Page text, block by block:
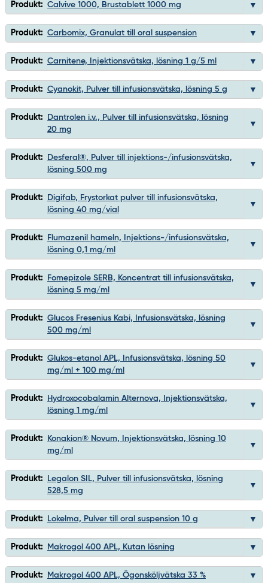
Produkt: Calvive 1000, Brustablett 1000 mg
Produkt: Carbomix, Granulat till oral suspension
Produkt: Carnitene, Injektionsvätska, lösning 1 g/5 ml
Produkt: Cyanokit, Pulver till infusionsvätska, lösning 5 g
Produkt:
Dantrolen i.v., Pulver till infusionsvätska, lösning
20 mg
Produkt:
Desferal®, Pulver till injektions-/infusionsvätska,
lösning 500 mg
Produkt:
Digifab, Frystorkat pulver till infusionsvätska,
lösning 40 mg/vial
Produkt:
Flumazenil hameln, Injektions-/infusionsvätska,
lösning 0,1 mg/ml
Produkt:
Fomepizole SERB, Koncentrat till infusionsvätska,
lösning 5 mg/ml
Produkt: Glucos Fresenius Kabi, Infusionsvätska, lösning
500 mg/ml
Produkt: Glukos-etanol APL, Infusionsvätska, lösning 50
mg/ml + 100 mg/ml
Produkt:
Hydroxocobalamin Alternova, Injektionsvätska,
lösning 1 mg/ml
Produkt:
Konakion® Novum, Injektionsvätska, lösning 10
mg/ml
Produkt:
Legalon SIL, Pulver till infusionsvätska, lösning
528,5 mg
Produkt: Lokelma, Pulver till oral suspension 10 g
Produkt: Makrogol 400 APL, Kutan lösning
Produkt: Makrogol 400 APL, Ögonsköljvätska 33 %